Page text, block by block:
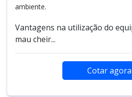
ambiente.
Vantagens na utilização do
mau cheir...
Cotar agora